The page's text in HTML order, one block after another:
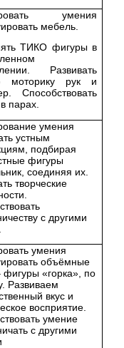
умения
мебель.
ТИКО фигуры в
Развивать
моторику рук и
Способствовать
парах.
умения
устным
подбирая
фигуры
соединяя их.
творческие
с другими
умения
объёмные
«горка», по
Развиваем
вкус и
восприятие.
умение
с другими